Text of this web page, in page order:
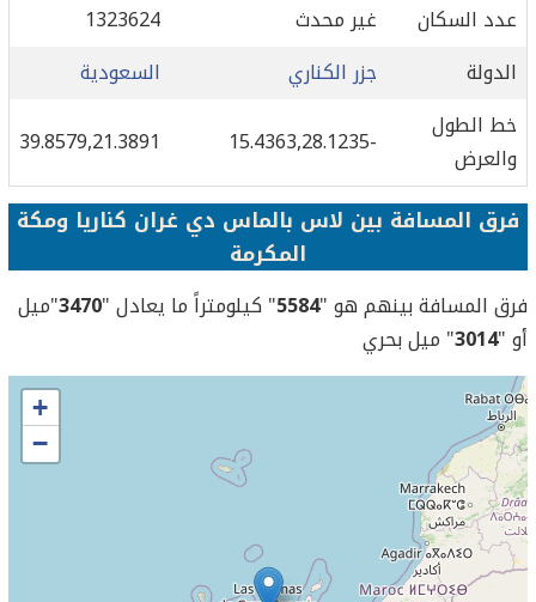
عدد السكان
غير محدث
1323624
الدولة
جزر الكناري
السعودية
خط الطول
والعرض
-15.4363,28.1235
39.8579,21.3891
فرق المسافة بين لاس بالماس دي غران كناريا ومكة
المكرمة
فرق المسافة بينهم هو "5584" كيلومتراً ما يعادل "3470"ميل
أو "3014" ميل بحري
+
−